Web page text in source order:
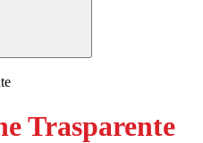
Trasparente